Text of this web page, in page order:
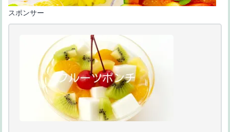
千疋屋フルーツポンチの種類やおすすめの食べ方をご紹介
スポンサー